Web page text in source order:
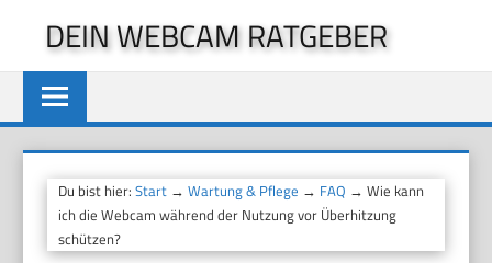
springen
DEIN WEBCAM RATGEBER
Du bist hier:Start →Wartung & Pflege → FAQ → Wie kann
ich die Webcam während der Nutzung vor Überhitzung
schützen?